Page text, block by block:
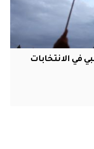
في الانتخابات